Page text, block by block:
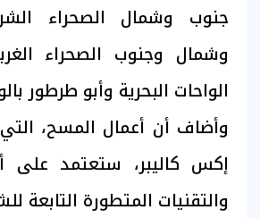
جنوب وشمال الصحراء
وشمال وجنوب الصحراء
الواحات البحرية وأبو طرطور
وأضاف أن أعمال المسح،
إكس كاليبر، ستعتمد على
والتقنيات المتطورة التابعة